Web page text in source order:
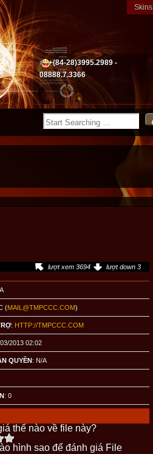
Skins
+(84-28)3995.2989 -
08888.7.3366
lượt xem 3694 lượt down 3
(MAIL@TMPCCC.COM)
: HTTP://TMPCCC.COM
2013 02:02
QUYỀN: N/A
: 0
thế nào về file này?
hình sao để đánh giá File